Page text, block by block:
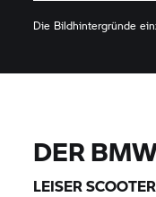
Die Bildhintergründe
DER
LEISER